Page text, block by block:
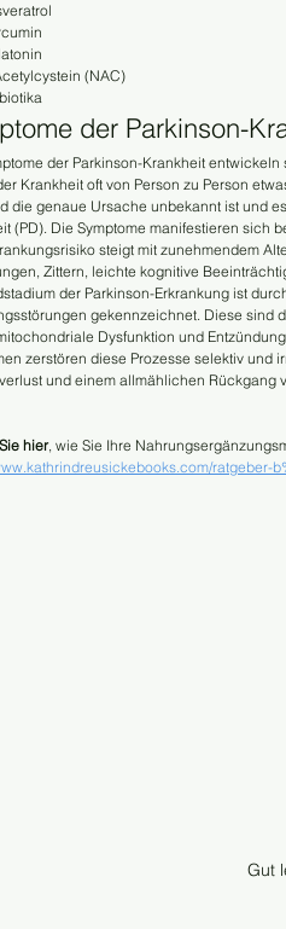
(NAC)
der Parkinson-
der Parkinson-Krankheit
Krankheit oft von Person zu Person
die genaue Ursache unbekannt ist und
(PD). Die Symptome manifestieren sich
steigt mit zunehmendem
Zittern, leichte kognitive
der Parkinson-Erkrankung ist
gekennzeichnet. Diese sind
Dysfunktion und
zerstören diese Prozesse selektiv
und einem allmählichen Rückgang
hier, wie Sie Ihre
ratgeber-
Gut